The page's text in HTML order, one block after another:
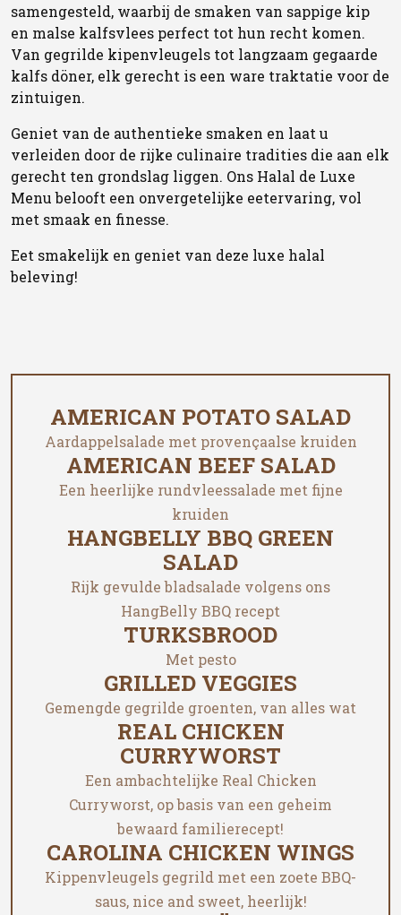
samengesteld, waarbij de smaken van sappige kip
en malse kalfsvlees perfect tot hun recht komen.
Van gegrilde kipenvleugels tot langzaam gegaarde
kalfs döner, elk gerecht is een ware traktatie voor de
zintuigen.
Geniet van de authentieke smaken en laat u
verleiden door de rijke culinaire tradities die aan elk
gerecht ten grondslag liggen. Ons Halal de Luxe
Menu belooft een onvergetelijke eetervaring, vol
met smaak en finesse.
Eet smakelijk en geniet van deze luxe halal
beleving!
AMERICAN POTATO SALAD
Aardappelsalade met provençaalse kruiden
AMERICAN BEEF SALAD
Een heerlijke rundvleessalade met fijne
kruiden
HANGBELLY BBQ GREEN
SALAD
Rijk gevulde bladsalade volgens ons
HangBelly BBQ recept
TURKSBROOD
Met pesto
GRILLED VEGGIES
Gemengde gegrilde groenten, van alles wat
REAL CHICKEN
CURRYWORST
Een ambachtelijke Real Chicken
Curryworst, op basis van een geheim
bewaard familierecept!
CAROLINA CHICKEN WINGS
Kippenvleugels gegrild met een zoete BBQ-
saus, nice and sweet, heerlijk!